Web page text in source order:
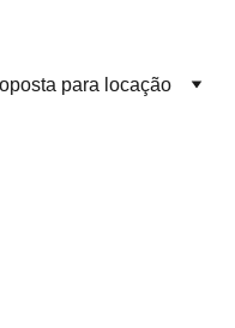
para locação